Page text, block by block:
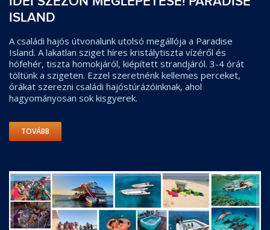
ISLAND
A családi hajós útvonalunk utolsó megállója a Paradise
Island. A lakatlan sziget híres kristálytiszta vízéről és
hófehér, tiszta homokjáról, kiépített strandjáról. 3-4 órát
töltünk a szigeten. Ezzel szeretnénk kellemes perceket,
órákat szerezni családi hajóstúrázóinknak, ahol
hagyományosan sok kisgyerek.
TOVÁBB